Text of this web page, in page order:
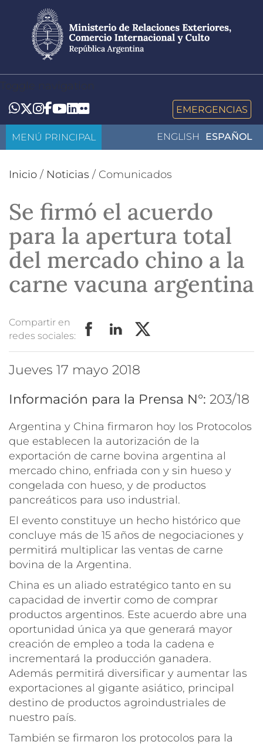
contenido
principal
Toggle navigation
Whatsapp
Twitter
Instagram
Facebook
YouTube
LinkedIn
Flickr EMERGENCIAS
ENGLISH ESPAÑOL
MENÚ PRINCIPAL
Inicio / Noticias / Comunicados
Se firmó el acuerdo
para la apertura total
del mercado chino a la
carne vacuna argentina
Compartir en
redes sociales:
jueves 17 mayo 2018
Información para la Prensa N°: 203/18
Argentina y China firmaron hoy los Protocolos
que establecen la autorización de la
exportación de carne bovina argentina al
mercado chino, enfriada con y sin hueso y
congelada con hueso, y de productos
pancreáticos para uso industrial.
El evento constituye un hecho histórico que
concluye más de 15 años de negociaciones y
permitirá multiplicar las ventas de carne
bovina de la Argentina.
China es un aliado estratégico tanto en su
capacidad de invertir como de comprar
productos argentinos. Este acuerdo abre una
oportunidad única ya que generará mayor
creación de empleo a toda la cadena e
incrementará la producción ganadera.
Además permitirá diversificar y aumentar las
exportaciones al gigante asiático, principal
destino de productos agroindustriales de
nuestro país.
También se firmaron los protocolos para la